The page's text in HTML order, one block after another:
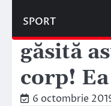
SPORT
găsită
corp!
6 octombrie